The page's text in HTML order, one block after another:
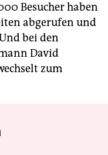
Besucher haben
abgerufen und
bei den
David
zum